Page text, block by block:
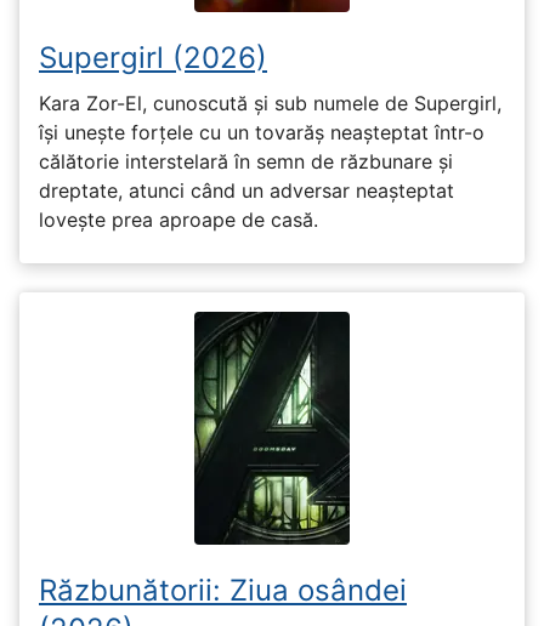
Supergirl (2026)
Kara Zor-El, cunoscută și sub numele de Supergirl,
își unește forțele cu un tovarăș neașteptat într-o
călătorie interstelară în semn de răzbunare și
dreptate, atunci când un adversar neașteptat
lovește prea aproape de casă.
Răzbunătorii: Ziua osândei